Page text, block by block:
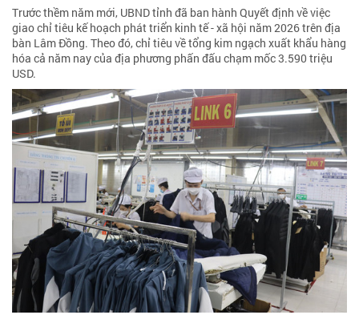
Trước thềm năm mới, UBND tỉnh đã ban hành Quyết định về việc
giao chỉ tiêu kế hoạch phát triển kinh tế - xã hội năm 2026 trên địa
bàn Lâm Đồng. Theo đó, chỉ tiêu về tổng kim ngạch xuất khẩu hàng
hóa cả năm nay của địa phương phấn đấu chạm mốc 3.590 triệu
USD.